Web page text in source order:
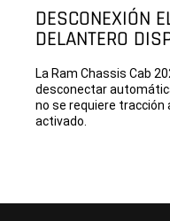
DESCONEXIÓN
DELANTERO
La Ram Chassis Cab
desconectar
no se requiere tracción
activado.